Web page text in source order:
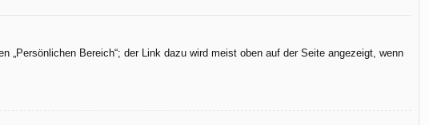
Bereich“; der Link dazu wird meist oben auf der Seite angezeigt, wenn